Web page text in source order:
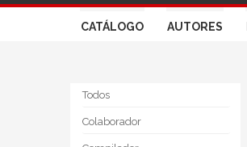
CATÁLOGO AUTORES
Todos
Colaborador